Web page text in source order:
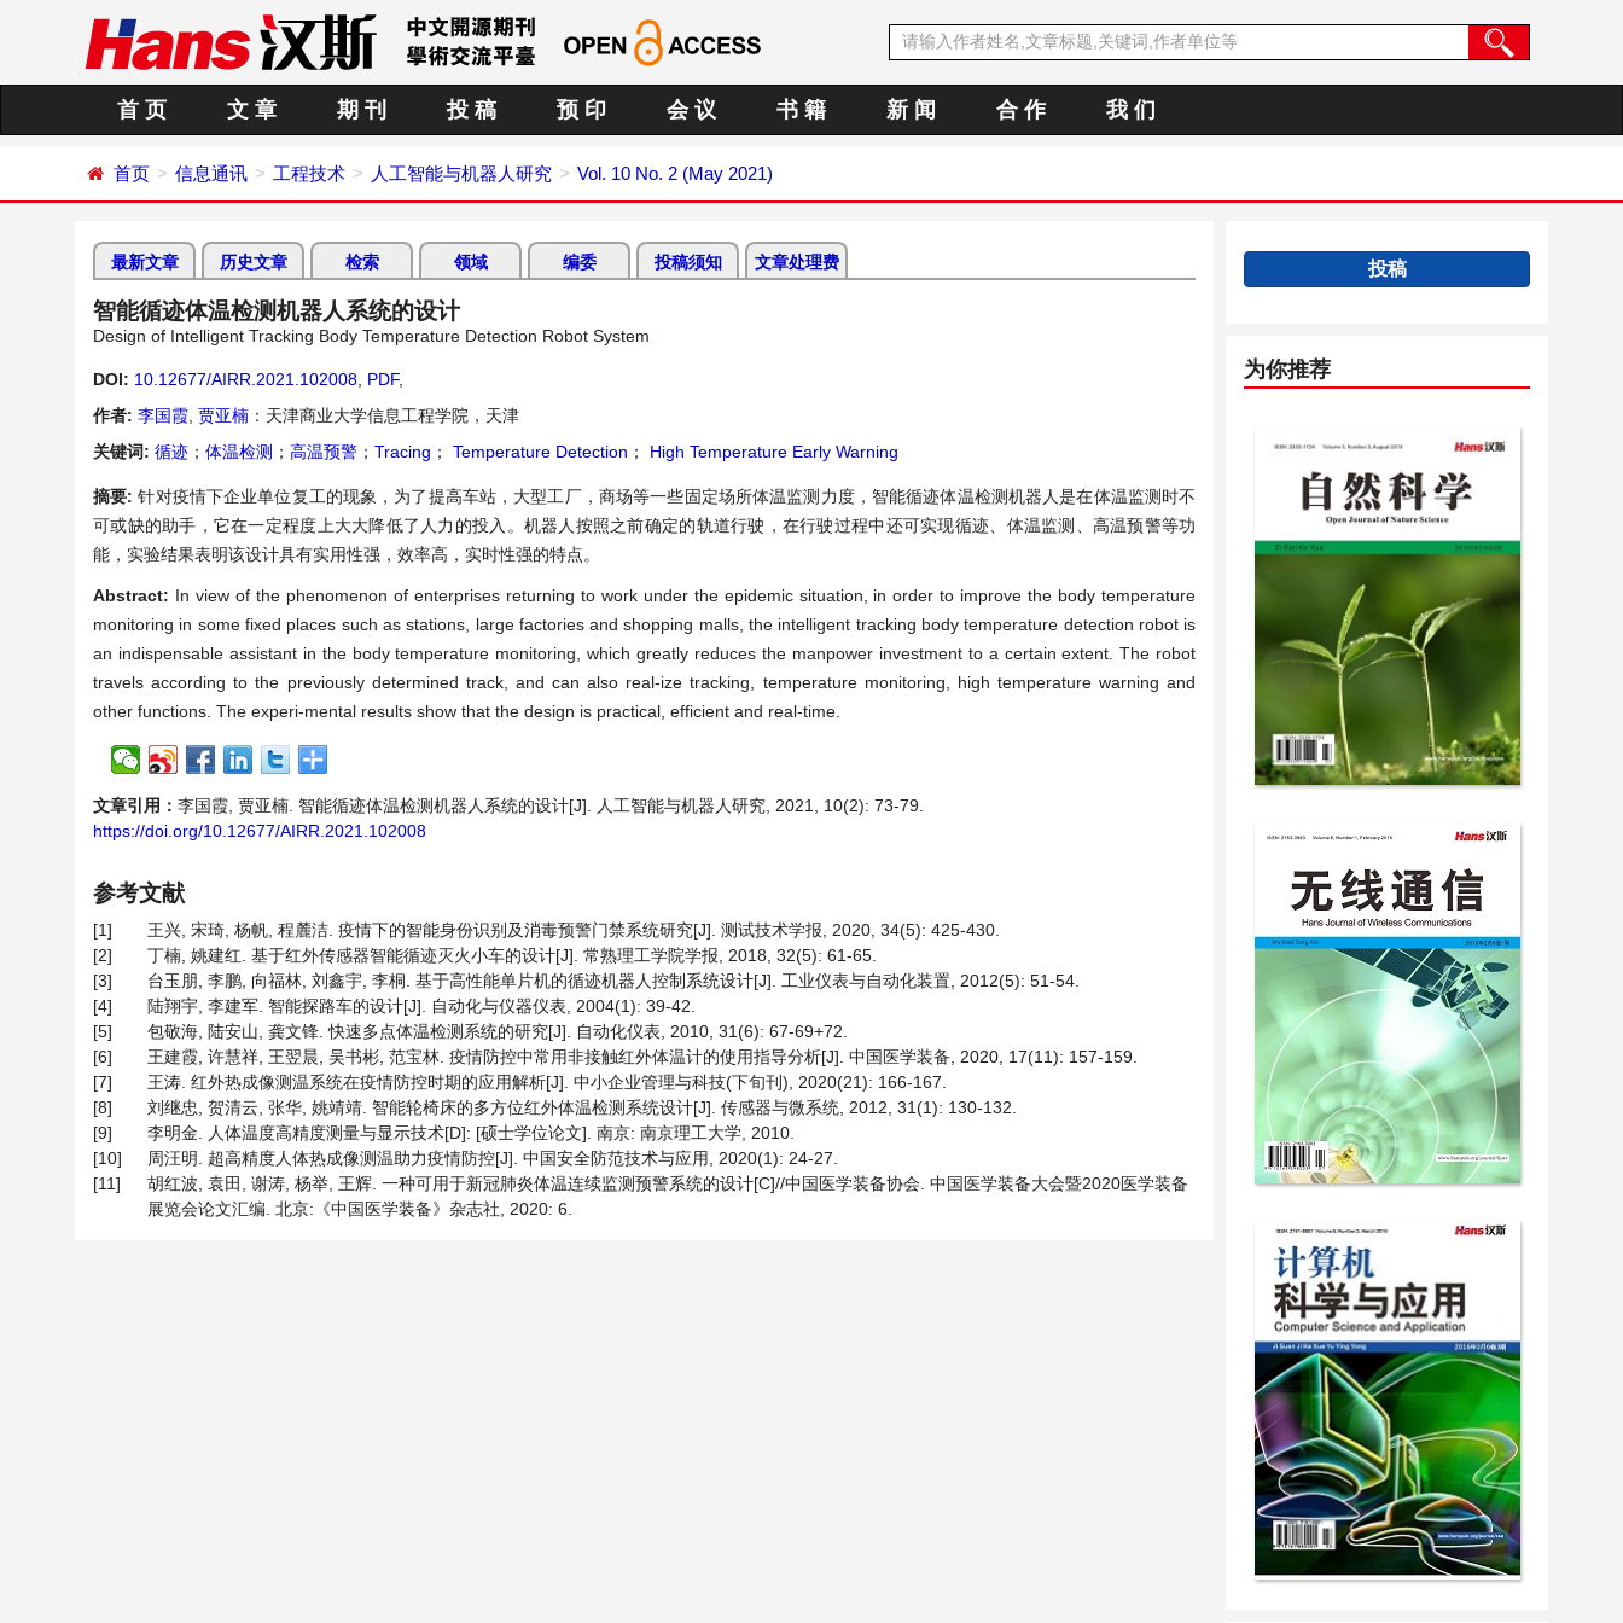
首 页 文 章 期 刊 投 稿 预 印 会 议 书 籍 新 闻 合 作 我 们
首页 信息通讯 工程技术 人工智能与机器人研究 Vol. 10 No. 2 (May 2021)
最新文章 历史文章 检索 领域 编委 投稿须知 文章处理费
智能循迹体温检测机器人系统的设计
Design of Intelligent Tracking Body Temperature Detection Robot System
DOI: 10.12677/AIRR.2021.102008 PDF,
作者: 李国霞 贾亚楠 ：天津商业大学信息工程学院，天津
关键词: 循迹 ； 体温检测 ； 高温预警 ； Tracing ； Temperature Detection ； High Temperature Early Warning
摘要:针对疫情下企业单位复工的现象，为了提高车站，大型工厂，商场等一些固定场所体温监测力度，智能循迹体温检测机器人是在体温监测时不
可或缺的助手，它在一定程度上大大降低了人力的投入。机器人按照之前确定的轨道行驶，在行驶过程中还可实现循迹、体温监测、高温预警等功
能，实验结果表明该设计具有实用性强，效率高，实时性强的特点。
Abstract: In view of the phenomenon of enterprises returning to work under the epidemic situation, in order to improve the body temperature
monitoring in some fixed places such as stations, large factories and shopping malls, the intelligent tracking body temperature detection robot is
an indispensable assistant in the body temperature monitoring, which greatly reduces the manpower investment to a certain extent. The robot
travels according to the previously determined track, and can also real-ize tracking, temperature monitoring, high temperature warning and
other functions. The experi-mental results show that the design is practical, efficient and real-time.
文章引用： 李国霞, 贾亚楠. 智能循迹体温检测机器人系统的设计[J]. 人工智能与机器人研究, 2021, 10(2): 73-79.
https://doi.org/10.12677/AIRR.2021.102008
参考文献
[1]
王兴, 宋琦, 杨帆, 程麓洁. 疫情下的智能身份识别及消毒预警门禁系统研究[J]. 测试技术学报, 2020, 34(5): 425-430.
[2]
丁楠, 姚建红. 基于红外传感器智能循迹灭火小车的设计[J]. 常熟理工学院学报, 2018, 32(5): 61-65.
[3]
台玉朋, 李鹏, 向福林, 刘鑫宇, 李桐. 基于高性能单片机的循迹机器人控制系统设计[J]. 工业仪表与自动化装置, 2012(5): 51-54.
[4]
陆翔宇, 李建军. 智能探路车的设计[J]. 自动化与仪器仪表, 2004(1): 39-42.
[5]
包敬海, 陆安山, 龚文锋. 快速多点体温检测系统的研究[J]. 自动化仪表, 2010, 31(6): 67-69+72.
[6]
王建霞, 许慧祥, 王翌晨, 吴书彬, 范宝林. 疫情防控中常用非接触红外体温计的使用指导分析[J]. 中国医学装备, 2020, 17(11): 157-159.
[7]
王涛. 红外热成像测温系统在疫情防控时期的应用解析[J]. 中小企业管理与科技(下旬刊), 2020(21): 166-167.
[8]
刘继忠, 贺清云, 张华, 姚靖靖. 智能轮椅床的多方位红外体温检测系统设计[J]. 传感器与微系统, 2012, 31(1): 130-132.
[9]
李明金. 人体温度高精度测量与显示技术[D]: [硕士学位论文]. 南京: 南京理工大学, 2010.
[10]
周汪明. 超高精度人体热成像测温助力疫情防控[J]. 中国安全防范技术与应用, 2020(1): 24-27.
[11]
胡红波, 袁田, 谢涛, 杨举, 王辉. 一种可用于新冠肺炎体温连续监测预警系统的设计[C]//中国医学装备协会. 中国医学装备大会暨2020医学装备
展览会论文汇编. 北京:《中国医学装备》杂志社, 2020: 6.
投稿
为你推荐